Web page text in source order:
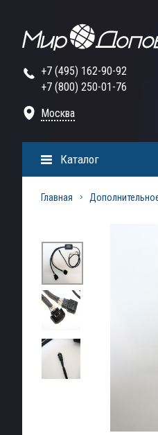
+7 (495) 162-90-92
+7 (800) 250-01-76
Москва
Каталог
Главная